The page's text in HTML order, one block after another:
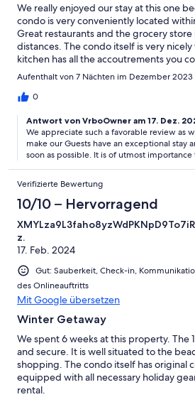
We really enjoyed our stay at this one
condo is very conveniently located
Great restaurants and the grocery store
distances. The condo itself is very
kitchen has all the accoutrements you
Aufenthalt von 7 Nächten im Dezember 2023
0
Antwort von VrboOwner am 17. Dez.
We appreciate such a favorable review as
make our Guests have an exceptional stay
soon as possible. It is of utmost importance
Verifizierte Bewertung
10/10 – Hervorragend
z.
17. Feb. 2024
Gut: Sauberkeit, Check-in,
des Onlineauftritts
Mit Google übersetzen
Winter Getaway
We spent 6 weeks at this property. The
and secure. It is well situated to the
shopping. The condo itself has original
equipped with all necessary holiday
rental.